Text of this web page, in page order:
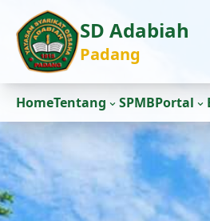
SD Adabiah
Padang
HomeTentang SPMBPortal